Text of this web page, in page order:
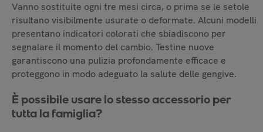
Vanno sostituite ogni tre mesi circa, o prima se le setole
risultano visibilmente usurate o deformate. Alcuni modelli
presentano indicatori colorati che sbiadiscono per
segnalare il momento del cambio. Testine nuove
garantiscono una pulizia profondamente efficace e
proteggono in modo adeguato la salute delle gengive.
È possibile usare lo stesso accessorio per
tutta la famiglia?